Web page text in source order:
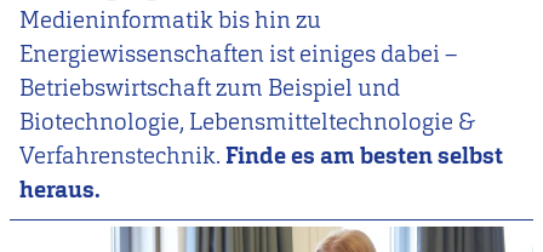
Medieninformatik bis hin zu
Energiewissenschaften ist einiges dabei –
Betriebswirtschaft zum Beispiel und
Biotechnologie, Lebensmitteltechnologie &
Verfahrenstechnik. Finde es am besten selbst
heraus.